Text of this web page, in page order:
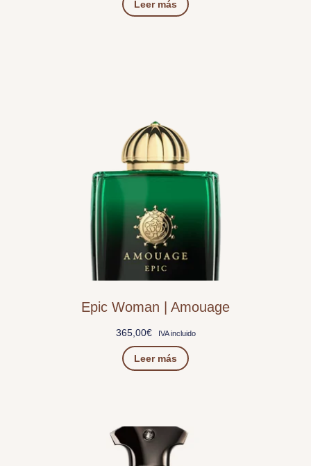
Leer más
Epic Woman | Amouage
365,00€ IVA incluido
Leer más